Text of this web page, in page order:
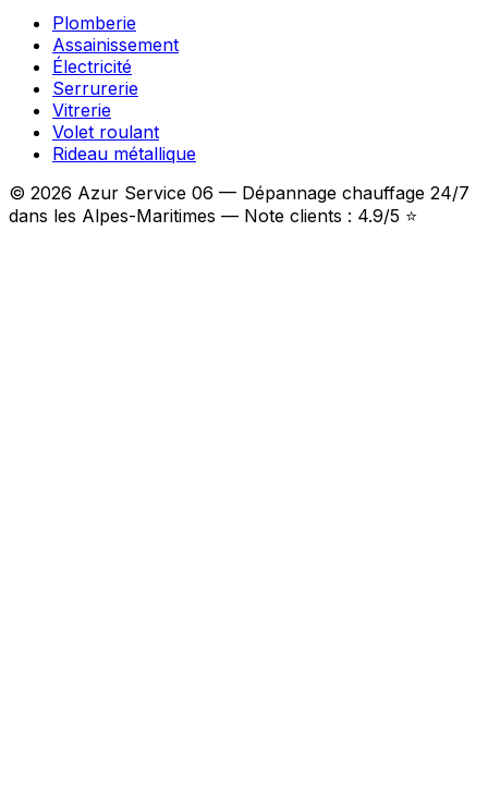
Plomberie
Assainissement
Électricité
Serrurerie
Vitrerie
Volet roulant
Rideau métallique
© 2026 Azur Service 06 — Dépannage chauffage 24/7
dans les Alpes-Maritimes — Note clients : 4.9/5 ⭐